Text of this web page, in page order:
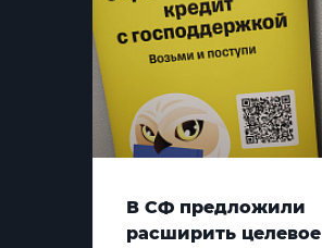
В СФ предложили
расширить целевое